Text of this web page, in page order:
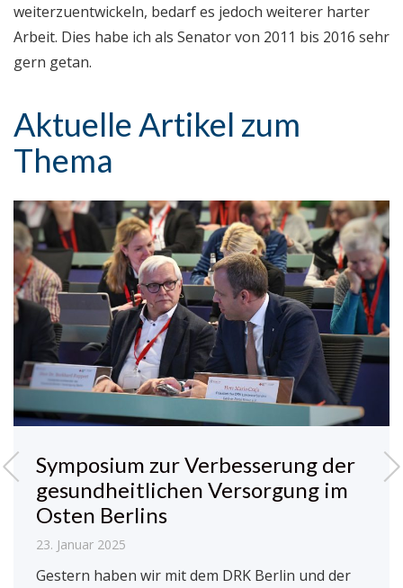
weiterzuentwickeln, bedarf es jedoch weiterer harter
Arbeit. Dies habe ich als Senator von 2011 bis 2016 sehr
gern getan.
Aktuelle Artikel zum
Thema
Symposium zur Verbesserung der
gesundheitlichen Versorgung im
Osten Berlins
23. Januar 2025
Gestern haben wir mit dem DRK Berlin und der